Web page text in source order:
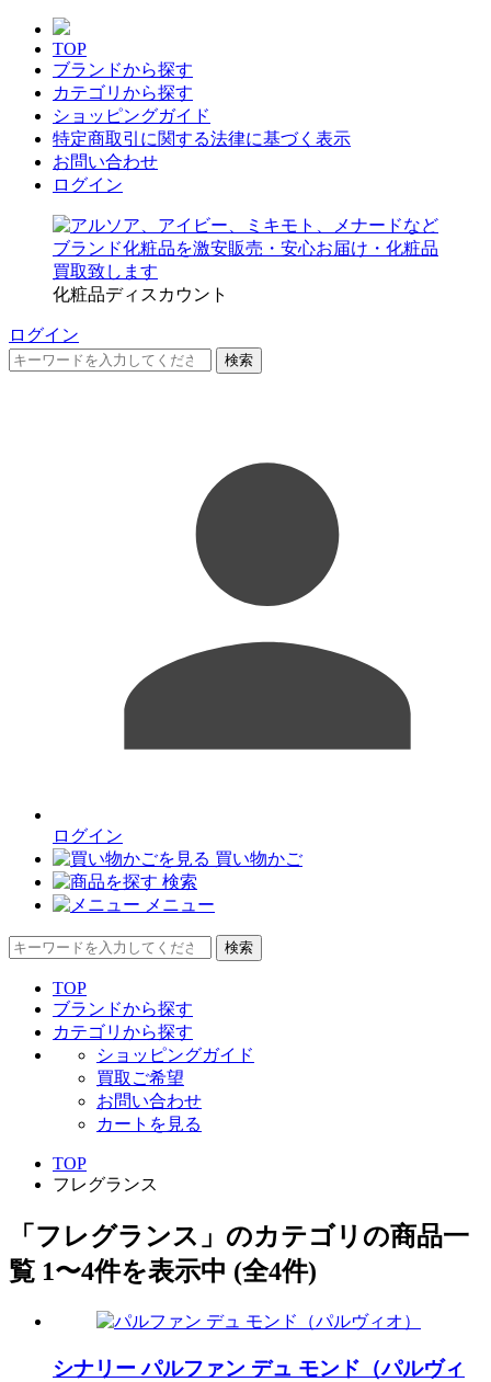
TOP
ブランドから探す
カテゴリから探す
ショッピングガイド
特定商取引に関する法律に基づく表示
お問い合わせ
ログイン
化粧品ディスカウント
ログイン
検索
ログイン
買い物かご
検索
メニュー
検索
TOP
ブランドから探す
カテゴリから探す
ショッピングガイド
買取ご希望
お問い合わせ
カートを見る
TOP
フレグランス
「フレグランス」のカテゴリの商品一
覧 1〜4件を表示中 (全4件)
シナリー パルファン デュ モンド（パルヴィ